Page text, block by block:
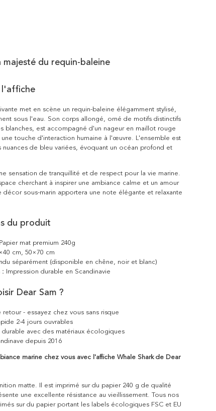
majesté du requin-baleine
met en scène un requin-baleine élégamment stylisé,
sous l'eau. Son corps allongé, orné de motifs distinctifs
blanches, est accompagné d'un nageur en maillot rouge
une touche d'interaction humaine à l'œuvre. L'ensemble est
de bleu variées, évoquant un océan profond et
sensation de tranquillité et de respect pour la vie marine.
cherchant à inspirer une ambiance calme et un amour
décor sous-marin apportera une note élégante et relaxante
du produit
Papier mat premium 240g
cm, 50×70 cm
séparément (disponible en chêne, noir et blanc)
: Impression durable en Scandinavie
Dear Sam ?
retour - essayez chez vous sans risque
2-4 jours ouvrables
durable avec des matériaux écologiques
depuis 2016
marine chez vous avec l'affiche Whale Shark de Dear
matte. Il est imprimé sur du papier 240 g de qualité
une excellente résistance au vieillissement. Tous nos
sur du papier portant les labels écologiques FSC et EU